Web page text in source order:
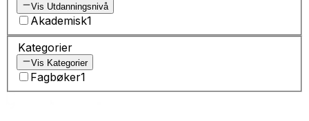
Vis Utdanningsnivå
Akademisk1
Kategorier
Vis Kategorier
Fagbøker1